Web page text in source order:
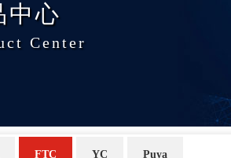
中心
Center
FTC YC Puya